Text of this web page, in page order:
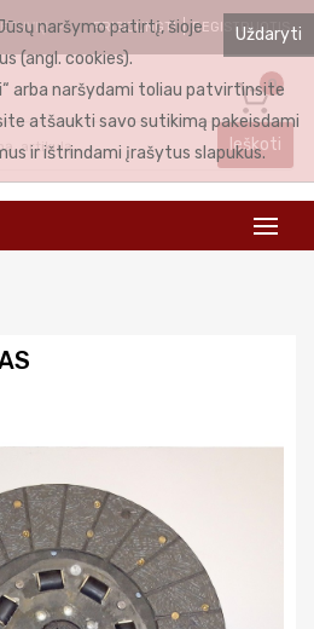
PRISIJUNGTI REGISTRUOTIS
0
Ieškoti
Uždaryti
naršymo patirtį, šioje
(angl. cookies).
arba naršydami toliau patvirtinsite
atšaukti savo sutikimą pakeisdami
ir ištrindami įrašytus slapukus.